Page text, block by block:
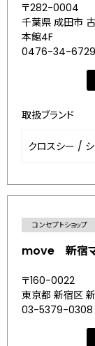
〒282-0004
千葉県 成田市
本館4F
0476-34-6729
取扱ブランド
クロスシー /
コンセプトショップ
move 新宿
〒160-0022
東京都 新宿区
03-5379-0308